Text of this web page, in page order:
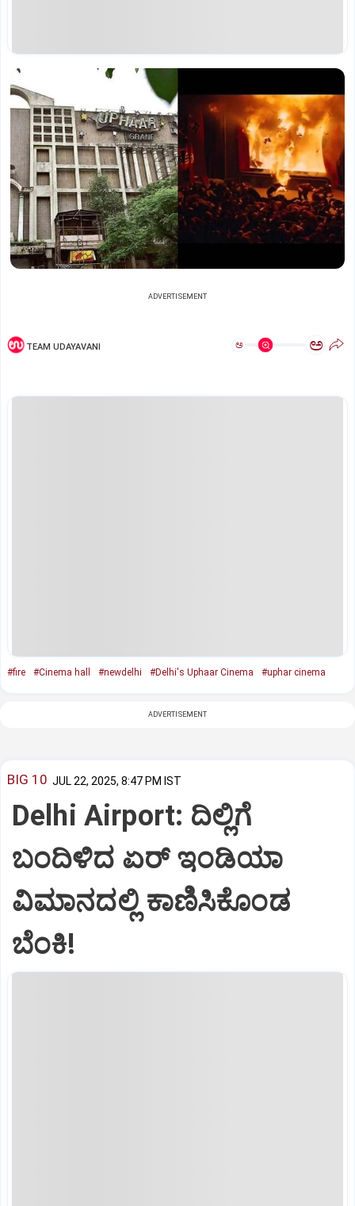
ADVERTISEMENT
TEAM UDAYAVANI ಅ ಅ
#fire #Cinema hall #newdelhi #Delhi's Uphaar Cinema #uphar cinema
ADVERTISEMENT
BIG 10 JUL 22, 2025, 8:47 PM IST
Delhi Airport: ದಿಲ್ಲಿಗೆ
ಬಂದಿಳಿದ ಏರ್‌ ಇಂಡಿಯಾ
ವಿಮಾನದಲ್ಲಿ ಕಾಣಿಸಿಕೊಂಡ
ಬೆಂಕಿ!